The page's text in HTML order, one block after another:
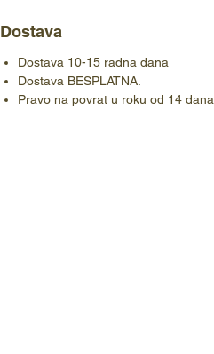
Dostava
Dostava 10-15 radna dana
Dostava BESPLATNA.
Pravo na povrat u roku od 14 dana